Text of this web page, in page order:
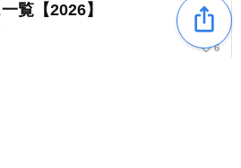
覧【2026】
favorite_border6
ios_share